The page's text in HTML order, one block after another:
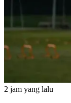
2 jam yang lalu